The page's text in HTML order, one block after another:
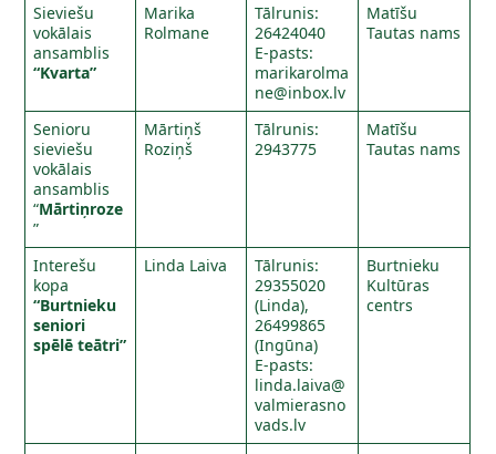
Sieviešu
vokālais
ansamblis
“Kvarta”
Marika
Rolmane
Tālrunis:
26424040
E-pasts:
marikarolma
ne@inbox.lv
Matīšu
Tautas nams
Senioru
sieviešu
vokālais
ansamblis
“Mārtiņroze
”
Mārtiņš
Roziņš
Tālrunis:
2943775
Matīšu
Tautas nams
Interešu
kopa
“Burtnieku
seniori
spēlē teātri”
Linda Laiva
Tālrunis:
29355020
(Linda),
26499865
(Ingūna)
E-pasts:
linda.laiva@
valmierasno
vads.lv
Burtnieku
Kultūras
centrs